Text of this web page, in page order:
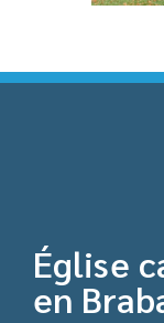
Église
en